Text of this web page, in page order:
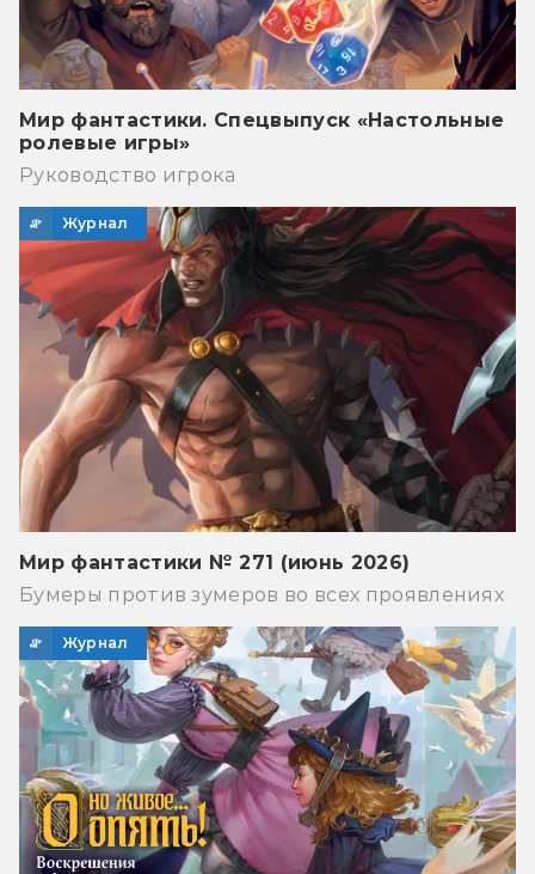
Мир фантастики. Спецвыпуск «Настольные
ролевые игры»
Руководство игрока
Журнал
Мир фантастики № 271 (июнь 2026)
Бумеры против зумеров во всех проявлениях
Журнал